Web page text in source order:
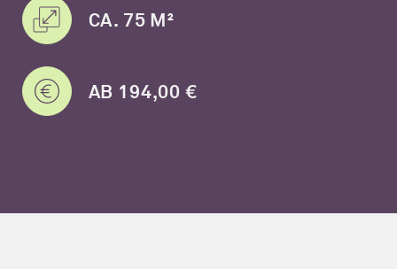
CA. 75 M²
AB 194,00 €